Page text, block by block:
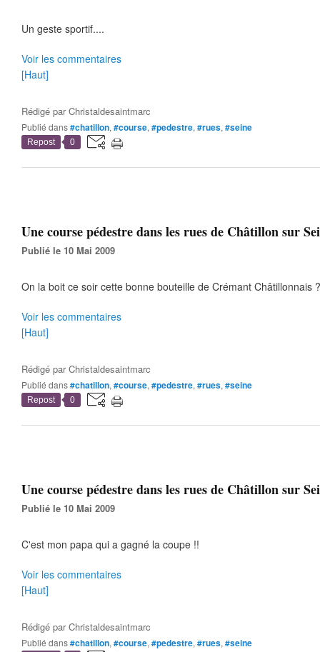
Un geste sportif....
Voir les commentaires
[Haut]
Rédigé parChristaldesaintmarc
Publié dans#chatillon, #course, #pedestre, #rues, #seine
Repost 0
Une course pédestre dans les rues de Châtillon sur
Publié le 10 Mai 2009
On la boit ce soir cette bonne bouteille de Crémant Châtillonnais
Voir les commentaires
[Haut]
Rédigé parChristaldesaintmarc
Publié dans#chatillon, #course, #pedestre, #rues, #seine
Repost 0
Une course pédestre dans les rues de Châtillon sur
Publié le 10 Mai 2009
C'est mon papa qui a gagné la coupe !!
Voir les commentaires
[Haut]
Rédigé parChristaldesaintmarc
Publié dans#chatillon, #course, #pedestre, #rues, #seine